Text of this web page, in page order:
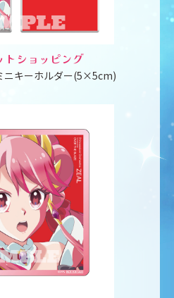
トショッピング
ニキーホルダー(5×5cm)